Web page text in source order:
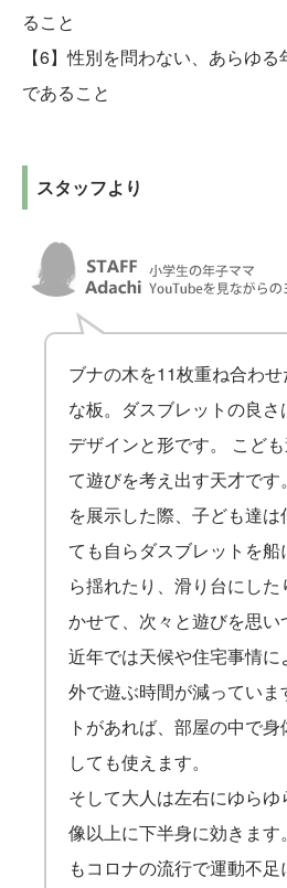
ること
性別を問わない、あらゆ
であること
スタッフより
ブナの木を11枚重ね合わ
な板。ダスブレットの良
デザインと形です。 こど
て遊びを考え出す天才で
を展示した際、子ども達は
ても自らダスブレットを
ら揺れたり、滑り台にし
かせて、次々と遊びを思い
近年では天候や住宅事情
外で遊ぶ時間が減っていま
トがあれば、部屋の中で
しても使えます。
そして大人は左右にゆら
像以上に下半身に効きます
もコロナの流行で運動不